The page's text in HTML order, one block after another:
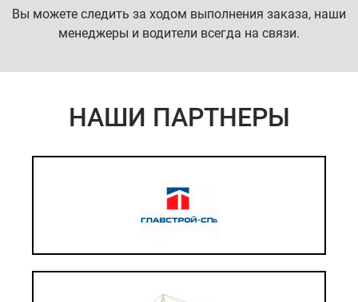
Вы можете следить за ходом выполнения заказа, наши
менеджеры и водители всегда на связи.
НАШИ ПАРТНЕРЫ